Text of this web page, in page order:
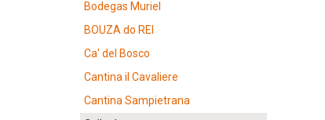
Bodegas Muriel
BOUZA do REI
Ca' del Bosco
Cantina il Cavaliere
Cantina Sampietrana